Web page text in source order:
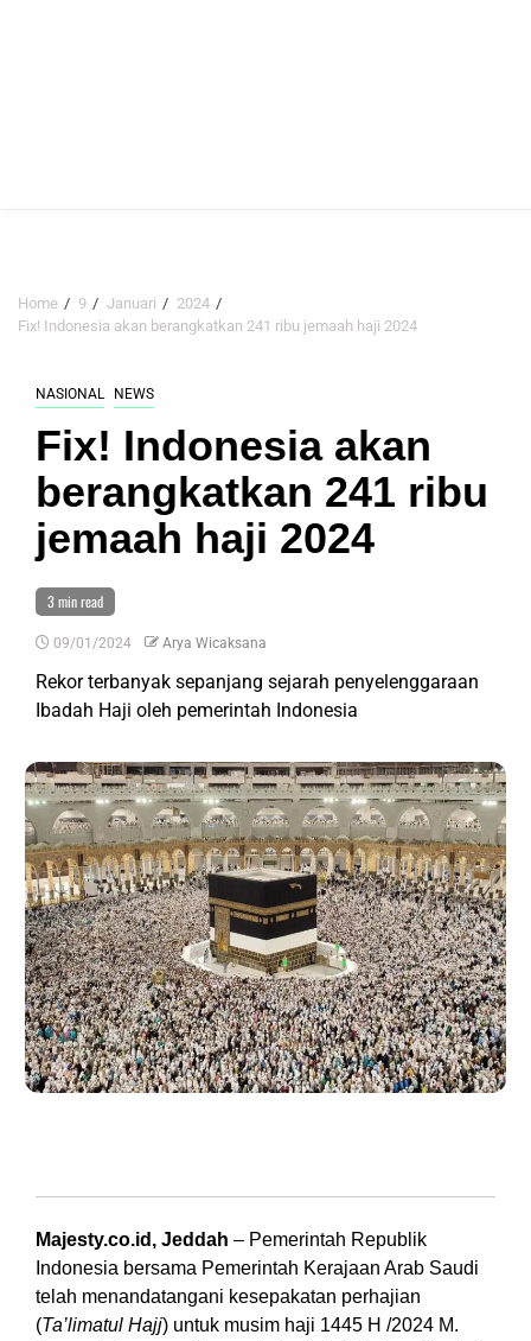
Home 9 Januari
2024
Fix! Indonesia akan berangkatkan 241 ribu jemaah haji 2024
NASIONAL NEWS
Fix! Indonesia akan
berangkatkan 241 ribu
jemaah haji 2024
3 min read
09/01/2024 Arya Wicaksana
Rekor terbanyak sepanjang sejarah penyelenggaraan
Ibadah Haji oleh pemerintah Indonesia
Majesty.co.id, Jeddah – Pemerintah Republik
Indonesia bersama Pemerintah Kerajaan Arab Saudi
telah menandatangani kesepakatan perhajian
(Ta’limatul Hajj) untuk musim haji 1445 H /2024 M.